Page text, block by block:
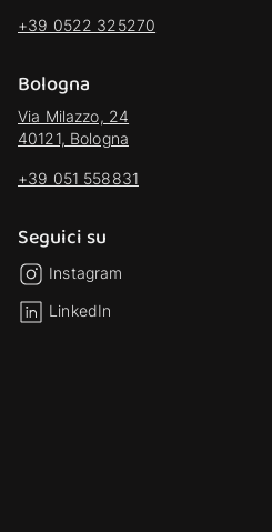
+39 0522 325270
Bologna
Via Milazzo, 24
40121, Bologna
+39 051 558831
Seguici su
Instagram
LinkedIn